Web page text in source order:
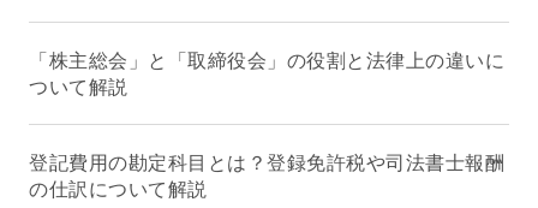
「株主総会」と「取締役会」の役割と法律上の違いに
ついて解説
登記費用の勘定科目とは？登録免許税や司法書士報酬
の仕訳について解説